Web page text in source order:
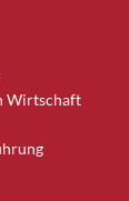
Wirtschaft